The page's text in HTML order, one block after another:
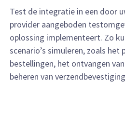
Test de integratie in een door
provider aangeboden
oplossing implementeert. Zo
scenario’s simuleren, zoals het
bestellingen, het ontvangen
beheren van